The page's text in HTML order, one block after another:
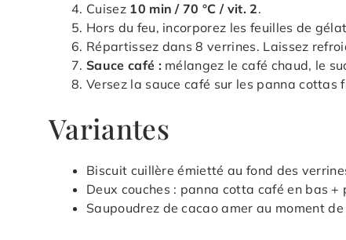
Cuisez 10 min / 70 °C / vit. 2.
Hors du feu, incorporez les feuilles de
Répartissez dans 8 verrines. Laissez
Sauce café : mélangez le café chaud, le
Versez la sauce café sur les panna cottas
Variantes
Biscuit cuillère émietté au fond des
Deux couches : panna cotta café en bas
Saupoudrez de cacao amer au moment